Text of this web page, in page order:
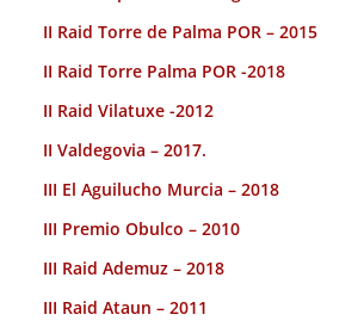
II Raid Torre de Palma POR – 2015
II Raid Torre Palma POR -2018
II Raid Vilatuxe -2012
II Valdegovia – 2017.
III El Aguilucho Murcia – 2018
III Premio Obulco – 2010
III Raid Ademuz – 2018
III Raid Ataun – 2011